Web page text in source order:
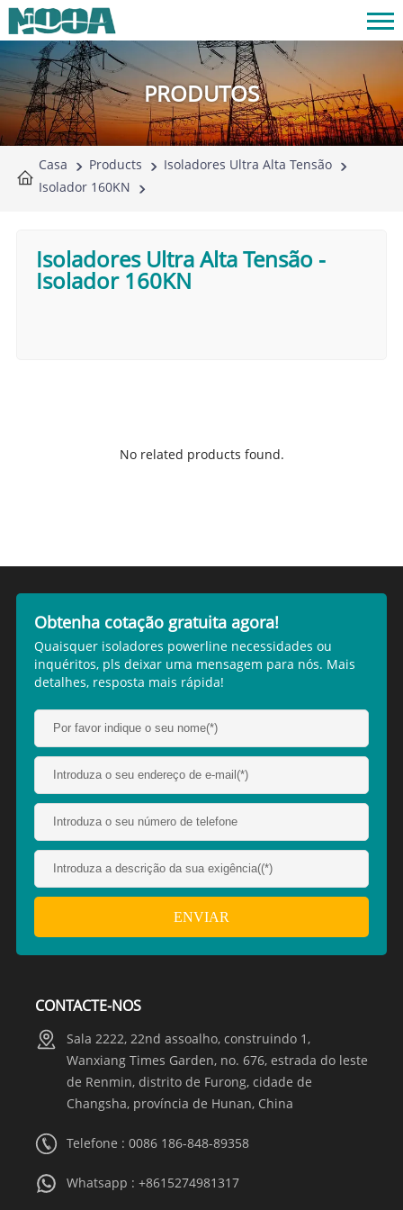
PRODUTOS
Casa Products
Isoladores Ultra Alta Tensão
Isolador 160KN
Isoladores Ultra Alta Tensão-
Isolador 160KN
No related products found.
Obtenha cotação gratuita agora!
Quaisquer isoladores powerline necessidades ou
inquéritos, pls deixar uma mensagem para nós. Mais
detalhes, resposta mais rápida!
CONTACTE-NOS
Sala 2222, 22nd assoalho, construindo 1,
Wanxiang Times Garden, no. 676, estrada do leste
de Renmin, distrito de Furong, cidade de
Changsha, província de Hunan, China
Telefone : 0086 186-848-89358
Whatsapp : +8615274981317